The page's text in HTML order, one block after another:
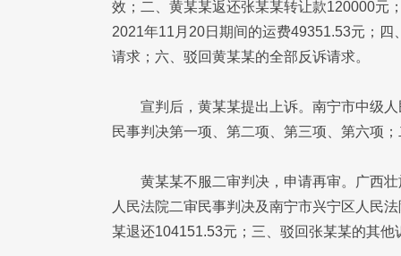
效；二、黄某某返还张某某转让款120000元
2021年11月20日期间的运费49351.53元；
请求；六、驳回黄某某的全部反诉请求。
宣判后，黄某某提出上诉。南宁市中级
民事判决第一项、第二项、第三项、第六项
黄某某不服二审判决，申请再审。广西
人民法院二审民事判决及南宁市兴宁区人民
某退还104151.53元；三、驳回张某某的其